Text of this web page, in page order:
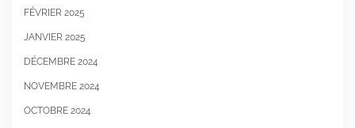
FÉVRIER 2025
JANVIER 2025
DÉCEMBRE 2024
NOVEMBRE 2024
OCTOBRE 2024